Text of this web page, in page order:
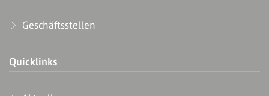
Geschäftsstellen
Quicklinks